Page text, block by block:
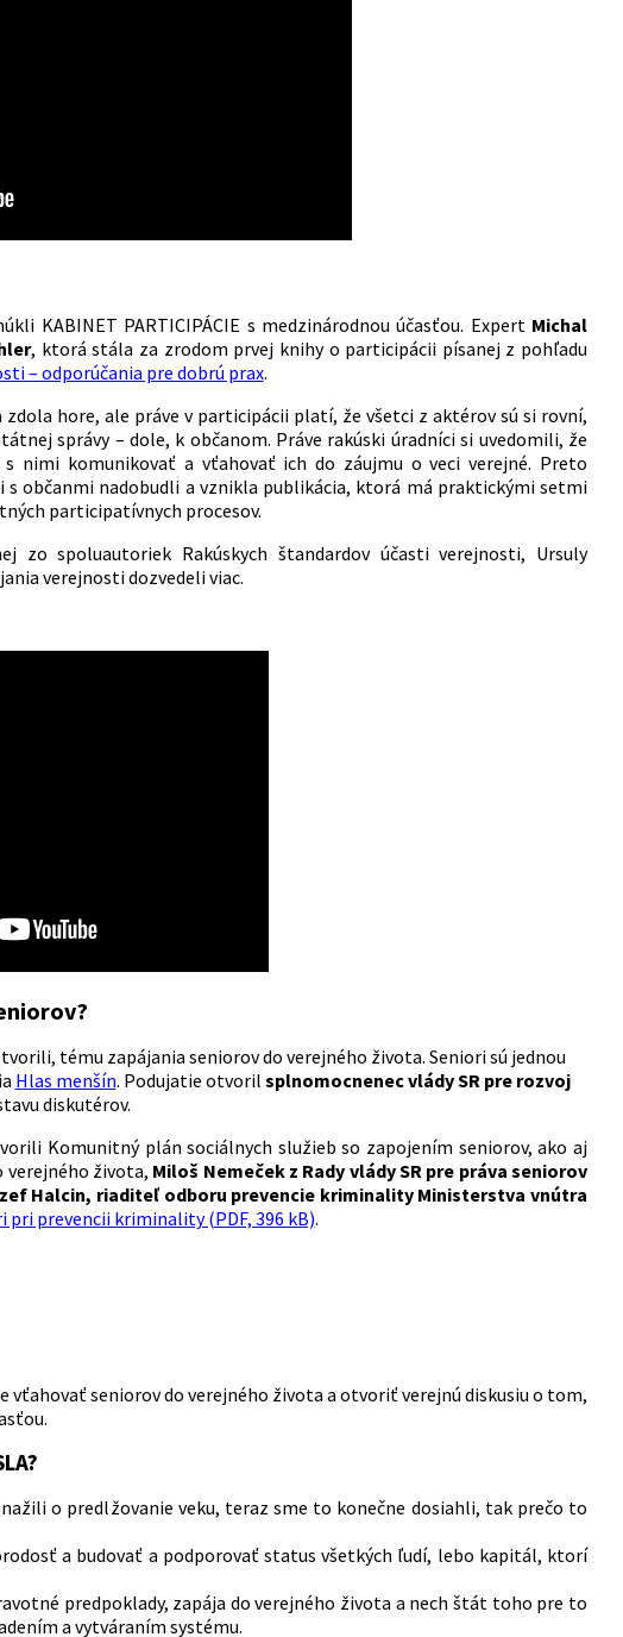
KABINET PARTICIPÁCIE s medzinárodnou účasťou. Expert Michal
, ktorá stála za zrodom prvej knihy o participácii písanej z pohľadu
– odporúčania pre dobrú prax.
hore, ale práve v participácii platí, že všetci z aktérov sú si rovní,
správy – dole, k občanom. Práve rakúski úradníci si uvedomili, že
nimi komunikovať a vťahovať ich do záujmu o veci verejné. Preto
občanmi nadobudli a vznikla publikácia, ktorá má praktickými setmi
participatívnych procesov.
zo spoluautoriek Rakúskych štandardov účasti verejnosti, Ursuly
verejnosti dozvedeli viac.
tému zapájania seniorov do verejného života. Seniori sú jednou
Hlas menšín. Podujatie otvoril splnomocnenec vlády SR pre rozvoj
diskutérov.
Komunitný plán sociálnych služieb so zapojením seniorov, ako aj
života, Miloš Nemeček z Rady vlády SR pre práva seniorov
Halcin, riaditeľ odboru prevencie kriminality Ministerstva vnútra
pri prevencii kriminality (PDF, 396 kB).
vťahovať seniorov do verejného života a otvoriť verejnú diskusiu o tom,
o predlžovanie veku, teraz sme to konečne dosiahli, tak prečo to
a budovať a podporovať status všetkých ľudí, lebo kapitál, ktorí
predpoklady, zapája do verejného života a nech štát toho pre to
a vytváraním systému.